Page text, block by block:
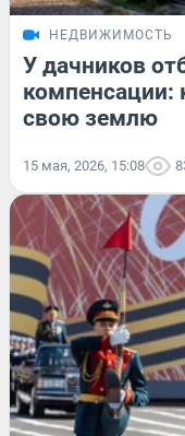
НЕДВИЖИМОСТЬ
У дачников
компенсации:
свою землю
15 мая, 2026, 15:08